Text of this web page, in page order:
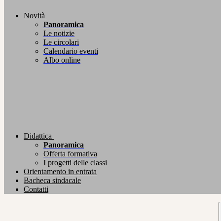
Novità
Panoramica
Le notizie
Le circolari
Calendario eventi
Albo online
Didattica
Panoramica
Offerta formativa
I progetti delle classi
Orientamento in entrata
Bacheca sindacale
Contatti